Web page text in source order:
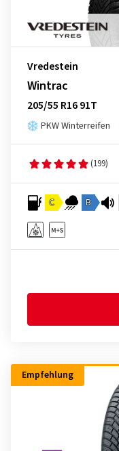
Vredestein
Wintrac
205/55 R16 91T
PKW Winterreifen
(199)
C B
Empfehlung